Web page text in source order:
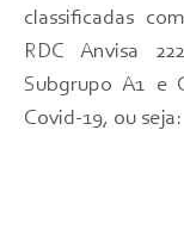
classificadas
RDC Anvisa
Subgrupo A1 e
Covid-19, ou seja: